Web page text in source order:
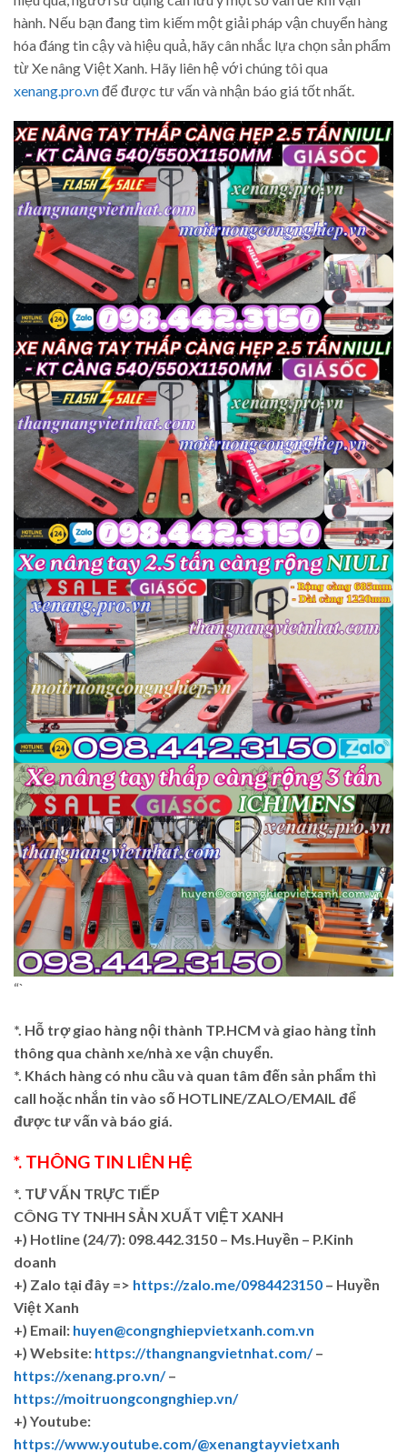
hành. Nếu bạn đang tìm kiếm một giải pháp vận chuyển hàng
hóa đáng tin cậy và hiệu quả, hãy cân nhắc lựa chọn sản phẩm
từ Xe nâng Việt Xanh. Hãy liên hệ với chúng tôi qua
xenang.pro.vnđể được tư vấn và nhận báo giá tốt nhất.
“`
*. Hỗ trợ giao hàng nội thành TP.HCM và giao hàng tỉnh
thông qua chành xe/nhà xe vận chuyển.
*. Khách hàng có nhu cầu và quan tâm đến sản phẩm thì
call hoặc nhắn tin vào số HOTLINE/ZALO/EMAIL để
được tư vấn và báo giá.
*. THÔNG TIN LIÊN HỆ
*. TƯ VẤN TRỰC TIẾP
CÔNG TY TNHH SẢN XUẤT VIỆT XANH
+) Hotline (24/7): 098.442.3150 – Ms.Huyền – P.Kinh
doanh
+) Zalo tại đây => https://zalo.me/0984423150 – Huyền
Việt Xanh
+) Email: huyen@congnghiepvietxanh.com.vn
+) Website: https://thangnangvietnhat.com/–
https://xenang.pro.vn/–
https://moitruongcongnghiep.vn/
+) Youtube:
https://www.youtube.com/@xenangtayvietxanh